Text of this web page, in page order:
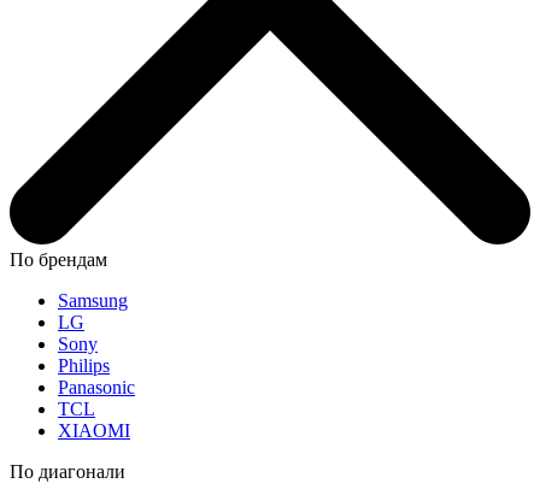
По брендам
Samsung
LG
Sony
Philips
Panasonic
TCL
XIAOMI
По диагонали